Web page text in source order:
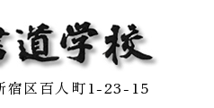
宿区百人町1-23-15